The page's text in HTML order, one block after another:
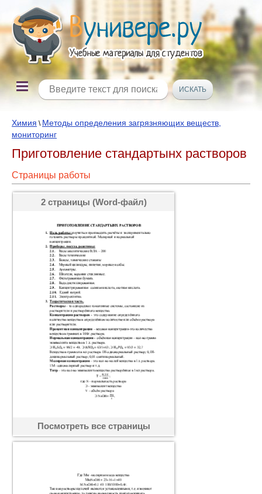
Химия \ Методы определения загрязняющих веществ,
мониторинг
Приготовление стандартынх растворов
Страницы работы
2 страницы (Word-файл)
Посмотреть все страницы